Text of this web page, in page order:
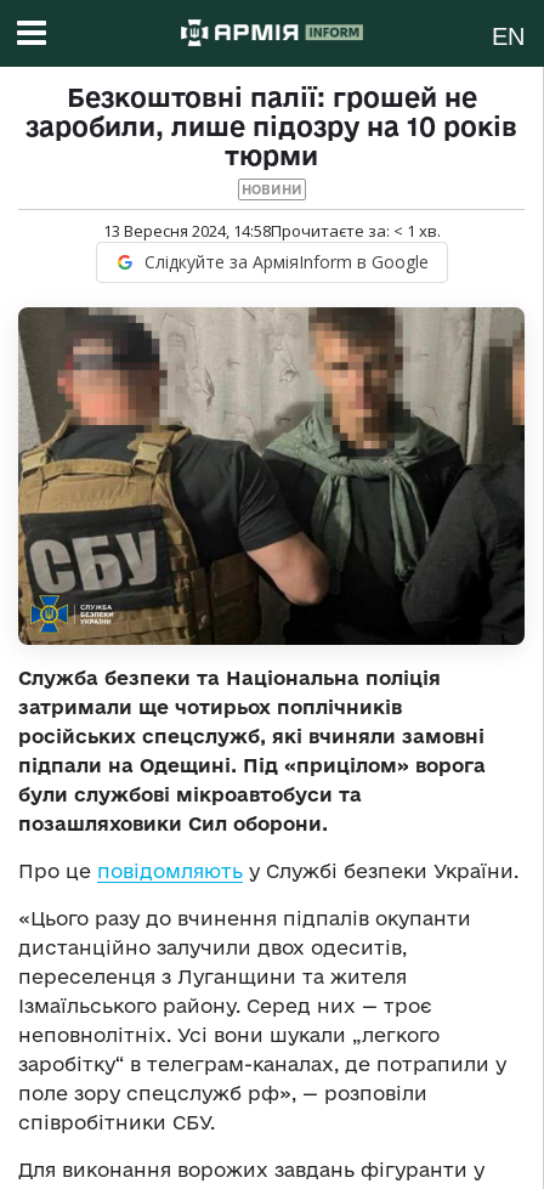
EN
Безкоштовні палії: грошей не
заробили, лише підозру на 10 років
тюрми
НОВИНИ
13 Вересня 2024, 14:58Прочитаєте за: < 1 хв.
Слідкуйте за АрміяInform в Google
Служба безпеки та Національна поліція
затримали ще чотирьох поплічників
російських спецслужб, які вчиняли замовні
підпали на Одещині. Під «прицілом» ворога
були службові мікроавтобуси та
позашляховики Сил оборони.
Про це повідомляють у Службі безпеки України.
«Цього разу до вчинення підпалів окупанти
дистанційно залучили двох одеситів,
переселенця з Луганщини та жителя
Ізмаїльського району. Серед них — троє
неповнолітніх. Усі вони шукали „легкого
заробітку“ в телеграм-каналах, де потрапили у
поле зору спецслужб рф», — розповіли
співробітники СБУ.
Для виконання ворожих завдань фігуранти у